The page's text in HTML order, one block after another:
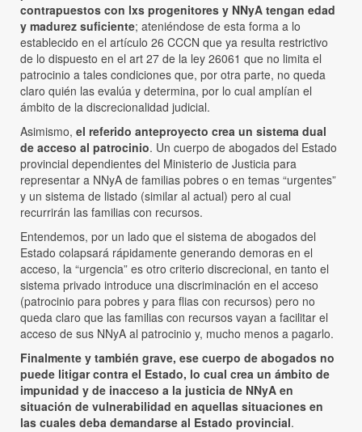
contrapuestos con lxs progenitores y NNyA tengan edad
y madurez suficiente; ateniéndose de esta forma a lo
establecido en el artículo 26 CCCN que ya resulta restrictivo
de lo dispuesto en el art 27 de la ley 26061 que no limita el
patrocinio a tales condiciones que, por otra parte, no queda
claro quién las evalúa y determina, por lo cual amplían el
ámbito de la discrecionalidad judicial.
Asimismo, el referido anteproyecto crea un sistema dual
de acceso al patrocinio. Un cuerpo de abogados del Estado
provincial dependientes del Ministerio de Justicia para
representar a NNyA de familias pobres o en temas “urgentes”
y un sistema de listado (similar al actual) pero al cual
recurrirán las familias con recursos.
Entendemos, por un lado que el sistema de abogados del
Estado colapsará rápidamente generando demoras en el
acceso, la “urgencia” es otro criterio discrecional, en tanto el
sistema privado introduce una discriminación en el acceso
(patrocinio para pobres y para flias con recursos) pero no
queda claro que las familias con recursos vayan a facilitar el
acceso de sus NNyA al patrocinio y, mucho menos a pagarlo.
Finalmente y también grave, ese cuerpo de abogados no
puede litigar contra el Estado, lo cual crea un ámbito de
impunidad y de inacceso a la justicia de NNyA en
situación de vulnerabilidad en aquellas situaciones en
las cuales deba demandarse al Estado provincial.